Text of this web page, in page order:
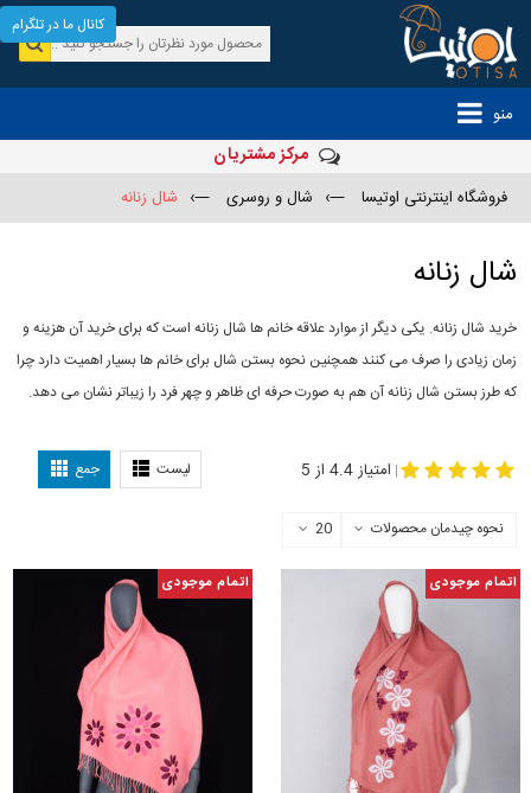
منو
مرکز مشتریان
فروشگاه اینترنتی اوتیسا —› شال و روسری —› شال زنانه
شال زنانه
خرید شال زنانه. یکی دیگر از موارد علاقه خانم ها شال زنانه است که برای خرید آن هزینه و
زمان زیادی را صرف می کنند همچنین نحوه بستن شال برای خانم ها بسیار اهمیت دارد چرا
که طرز بستن شال زنانه آن هم به صورت حرفه ای ظاهر و چهر فرد را زیباتر نشان می دهد.
لیست جمع | امتیاز 4.4 از 5
نحوه چیدمان محصولات 20
اتمام موجودی اتمام موجودی
کانال ما در تلگرام